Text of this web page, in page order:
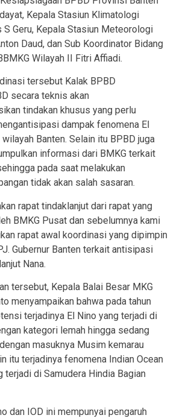
Kepala Stasiun Klimatologi
S Geru, Kepala Stasiun Meteorologi
Daud, dan Sub Koordinator Bidang
Wilayah II Fitri Affiadi.
tersebut Kalak BPBD
secara teknis akan
tindakan khusus yang perlu
dampak fenomena El
Banten. Selain itu BPBD juga
informasi dari BMKG terkait
pada saat melakukan
tidak akan salah sasaran.
rapat tindaklanjut dari rapat yang
BMKG Pusat dan sebelumnya kami
rapat awal koordinasi yang dipimpin
Gubernur Banten terkait antisipasi
Nana.
tersebut, Kepala Balai Besar MKG
menyampaikan bahwa pada tahun
terjadinya El Nino yang terjadi di
kategori lemah hingga sedang
masuknya Musim kemarau
itu terjadinya fenomena Indian Ocean
terjadi di Samudera Hindia Bagian
dan IOD ini mempunyai pengaruh